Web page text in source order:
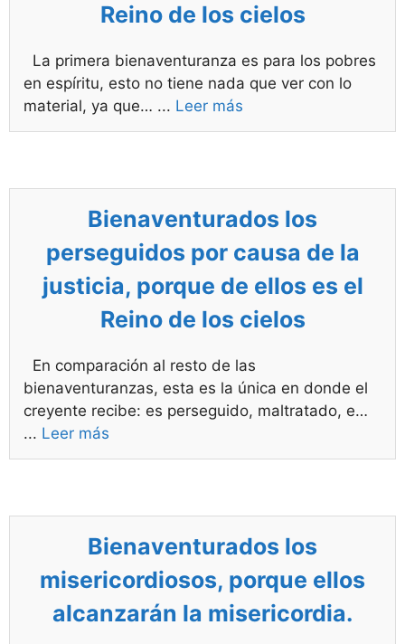
Reino de los cielos
La primera bienaventuranza es para los pobres
en espíritu, esto no tiene nada que ver con lo
material, ya que… ... Leer más
Bienaventurados los
perseguidos por causa de la
justicia, porque de ellos es el
Reino de los cielos
En comparación al resto de las
bienaventuranzas, esta es la única en donde el
creyente recibe: es perseguido, maltratado, e…
... Leer más
Bienaventurados los
misericordiosos, porque ellos
alcanzarán la misericordia.